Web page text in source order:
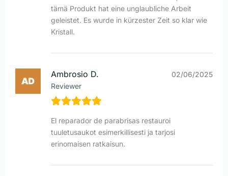
tämä Produkt hat eine unglaubliche Arbeit
geleistet. Es wurde in kürzester Zeit so klar wie
Kristall.
Ambrosio D.
Reviewer
02/06/2025
El reparador de parabrisas restauroi
tuuletusaukot esimerkillisesti ja tarjosi
erinomaisen ratkaisun.